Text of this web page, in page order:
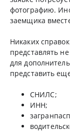
фотографию.
заемщика
Никаких
представлять
для
представить
СНИЛС;
ИНН;